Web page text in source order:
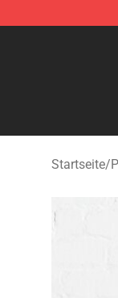
Peso
Startseite/